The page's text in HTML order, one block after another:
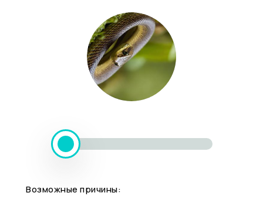
Возможные причины: